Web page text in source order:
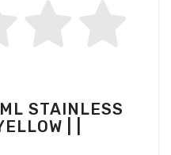
STAINLESS
| |